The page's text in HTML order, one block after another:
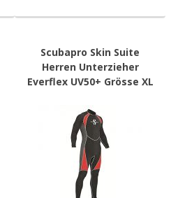
Scubapro Skin Suite
Herren Unterzieher
Everflex UV50+ Grösse XL